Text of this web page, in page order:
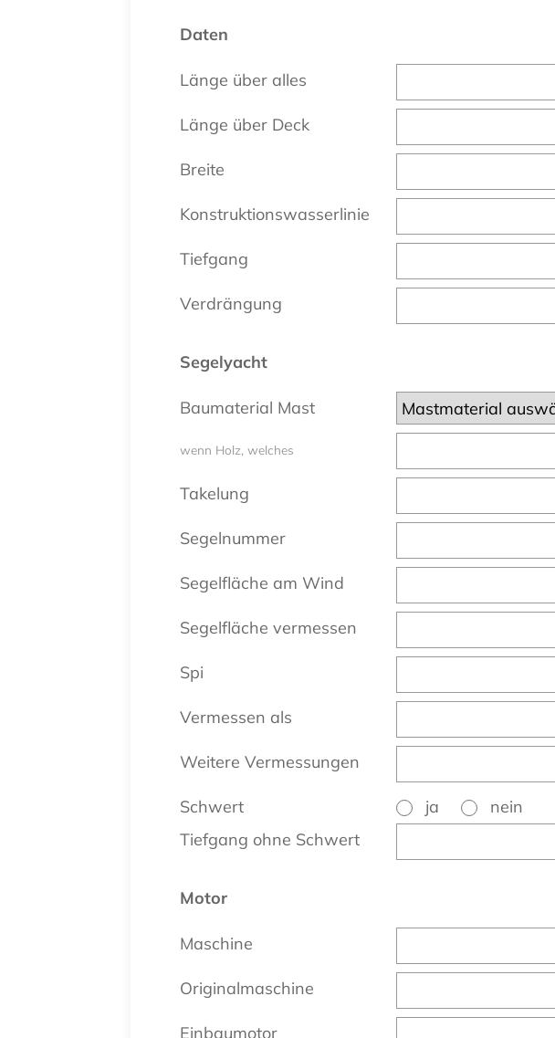
Daten
Länge über alles
Länge über Deck
Breite
Konstruktionswasserlinie
Tiefgang
Verdrängung
Segelyacht
Baumaterial Mast
wenn Holz, welches
Takelung
Segelnummer
Segelfläche am Wind
Segelfläche vermessen
Spi
Vermessen als
Weitere Vermessungen
Schwert ja
nein
Tiefgang ohne Schwert
Motor
Maschine
Originalmaschine
Einbaumotor